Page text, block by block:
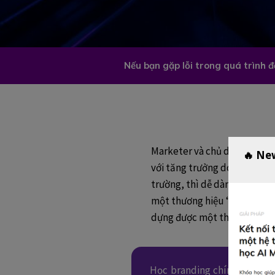
Nếu bạn gặp lỗi trong quá trình
Marketer và chủ doanh
với tăng trưởng doanh
trường, thì dễ dàng thuyết
một thương hiệu “được biết
dựng được một thương hiệu
Học branding chính là học
🔥